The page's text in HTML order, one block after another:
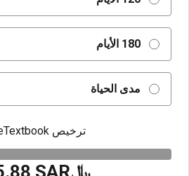
180 الأيام
مدى الحياة
ترخيص eTextbook
﷼‎205.88 SAR